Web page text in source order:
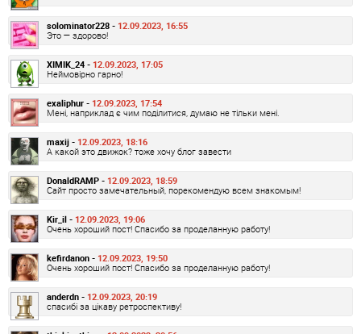
solominator228 - 12.09.2023, 16:55
Это — здорово!
XIMIK_24 - 12.09.2023, 17:05
Неймовірно гарно!
exaliphur - 12.09.2023, 17:54
Мені, наприклад є чим поділитися, думаю не тільки мені.
maxij - 12.09.2023, 18:16
А какой это движок? тоже хочу блог завести
DonaldRAMP - 12.09.2023, 18:59
Сайт просто замечательный, порекомендую всем знакомым!
Kir_il - 12.09.2023, 19:06
Очень хороший пост! Спасибо за проделанную работу!
kefirdanon - 12.09.2023, 19:50
Очень хороший пост! Спасибо за проделанную работу!
anderdn - 12.09.2023, 20:19
спасибі за цікаву ретроспективу!